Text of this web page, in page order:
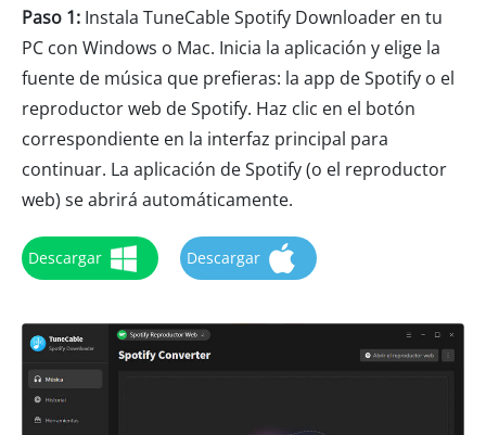
Paso 1: Instala TuneCable Spotify Downloader en tu
PC con Windows o Mac. Inicia la aplicación y elige la
fuente de música que prefieras: la app de Spotify o el
reproductor web de Spotify. Haz clic en el botón
correspondiente en la interfaz principal para
continuar. La aplicación de Spotify (o el reproductor
web) se abrirá automáticamente.
Descargar Descargar